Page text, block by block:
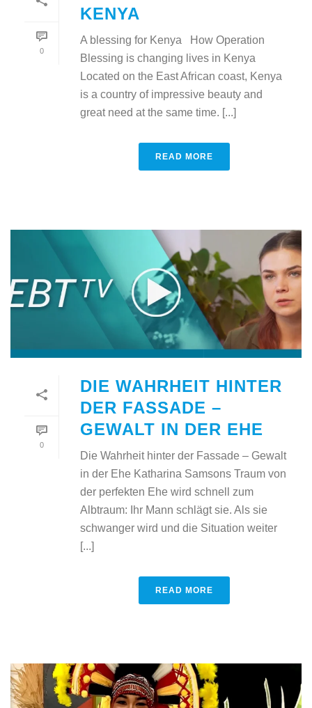
0
KENYA
A blessing for Kenya How Operation
Blessing is changing lives in Kenya
Located on the East African coast, Kenya
is a country of impressive beauty and
great need at the same time. [...]
READ MORE
0
DIE WAHRHEIT HINTER
DER FASSADE –
GEWALT IN DER EHE
Die Wahrheit hinter der Fassade – Gewalt
in der Ehe Katharina Samsons Traum von
der perfekten Ehe wird schnell zum
Albtraum: Ihr Mann schlägt sie. Als sie
schwanger wird und die Situation weiter
[...]
READ MORE